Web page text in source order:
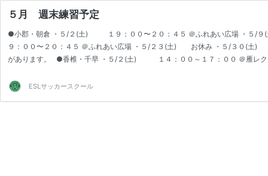
５月 週末練習予定
●小郡・朝倉 ・５/２(土) １９：００〜２０：４５ ＠ふれあい広場 ・５
９：００〜２０：４５ ＠ふれあい広場 ・５/２３(土) お休み ・５/３０(土)
があります。 ●香椎・千早 ・５/２(土) １４：００～１７：００ ＠雁レ
(土) お休…
ESLサッカースクール